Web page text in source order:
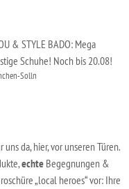
& STYLE BADO: Mega
Schuhe! Noch bis 20.08!
Solln
da, hier, vor unseren Türen.
echte Begegnungen &
„local heroes“ vor: Ihre